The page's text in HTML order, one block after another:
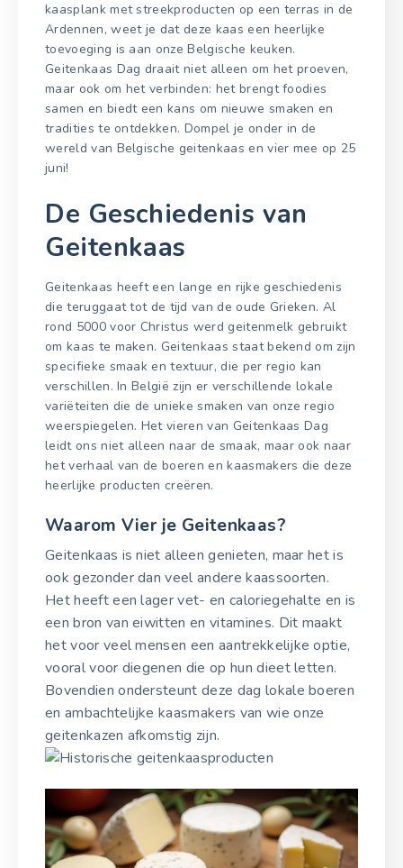
kaasplank met streekproducten op een terras in de
Ardennen, weet je dat deze kaas een heerlijke
toevoeging is aan onze Belgische keuken.
Geitenkaas Dag draait niet alleen om het proeven,
maar ook om het verbinden: het brengt foodies
samen en biedt een kans om nieuwe smaken en
tradities te ontdekken. Dompel je onder in de
wereld van Belgische geitenkaas en vier mee op 25
juni!
De Geschiedenis van
Geitenkaas
Geitenkaas heeft een lange en rijke geschiedenis
die teruggaat tot de tijd van de oude Grieken. Al
rond 5000 voor Christus werd geitenmelk gebruikt
om kaas te maken. Geitenkaas staat bekend om zijn
specifieke smaak en textuur, die per regio kan
verschillen. In België zijn er verschillende lokale
variëteiten die de unieke smaken van onze regio
weerspiegelen. Het vieren van Geitenkaas Dag
leidt ons niet alleen naar de smaak, maar ook naar
het verhaal van de boeren en kaasmakers die deze
heerlijke producten creëren.
Waarom Vier je Geitenkaas?
Geitenkaas is niet alleen genieten, maar het is
ook gezonder dan veel andere kaassoorten.
Het heeft een lager vet- en caloriegehalte en is
een bron van eiwitten en vitamines. Dit maakt
het voor veel mensen een aantrekkelijke optie,
vooral voor diegenen die op hun dieet letten.
Bovendien ondersteunt deze dag lokale boeren
en ambachtelijke kaasmakers van wie onze
geitenkazen afkomstig zijn.